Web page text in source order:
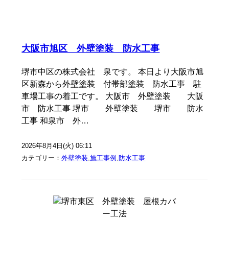
大阪市旭区 外壁塗装 防水工事
堺市中区の株式会社 泉です。 本日より大阪市旭
区新森から外壁塗装 付帯部塗装 防水工事 駐
車場工事の着工です。 大阪市 外壁塗装 大阪
市 防水工事 堺市 外壁塗装 堺市 防水
工事 和泉市 外…
2026年8月4日(火) 06:11
カテゴリー：外壁塗装,施工事例 ,防水工事